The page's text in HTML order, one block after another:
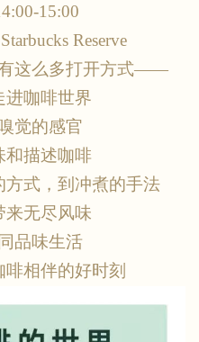
15:00
Reserve
这么多打开方式——
进咖啡世界
觉的感官
和描述咖啡
方式，到冲煮的手法
来无尽风味
品味生活
相伴的好时刻